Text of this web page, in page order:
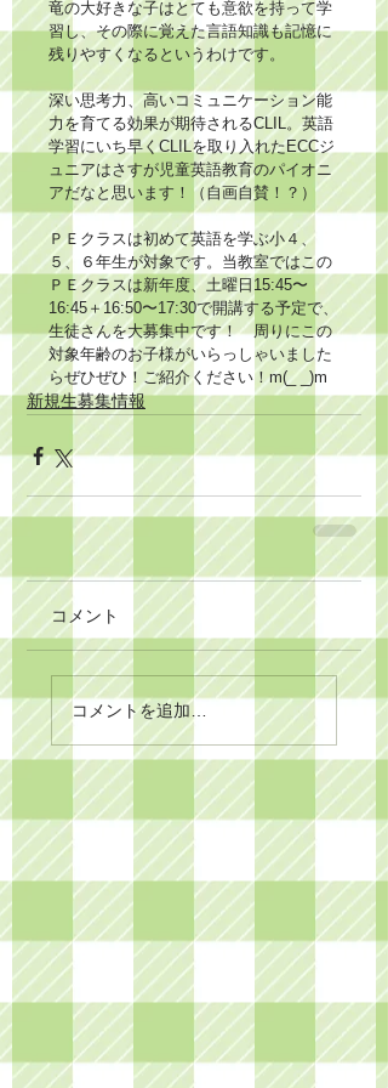
竜の大好きな子はとても意欲を持って学
習し、その際に覚えた言語知識も記憶に
残りやすくなるというわけです。
深い思考力、高いコミュニケーション能
力を育てる効果が期待されるCLIL。英語
学習にいち早くCLILを取り入れたECCジ
ュニアはさすが児童英語教育のパイオニ
アだなと思います！（自画自賛！？）
ＰＥクラスは初めて英語を学ぶ小４、
５、６年生が対象です。当教室ではこの
ＰＥクラスは新年度、土曜日15:45〜
16:45＋16:50〜17:30で開講する予定で、
生徒さんを大募集中です！　周りにこの
対象年齢のお子様がいらっしゃいました
らぜひぜひ！ご紹介ください！m(_ _)m
新規生募集情報
コメント
コメントを追加…